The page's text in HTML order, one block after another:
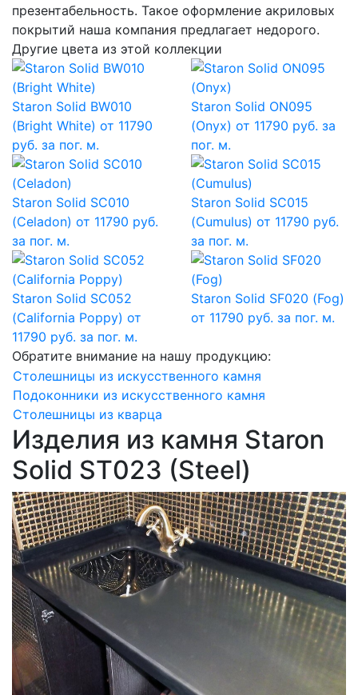
презентабельность. Такое оформление акриловых
покрытий наша компания предлагает недорого.
Другие цвета из этой коллекции
Staron Solid BW010
(Bright White) от 11790
руб. за пог. м.
Staron Solid ON095
(Onyx) от 11790 руб. за
пог. м.
Staron Solid SC010
(Celadon) от 11790 руб.
за пог. м.
Staron Solid SC015
(Cumulus) от 11790 руб.
за пог. м.
Staron Solid SC052
(California Poppy) от
11790 руб. за пог. м.
Staron Solid SF020 (Fog)
от 11790 руб. за пог. м.
Обратите внимание на нашу продукцию:
Столешницы из искусственного камня
Подоконники из искусственного камня
Столешницы из кварца
Изделия из камня Staron
Solid ST023 (Steel)